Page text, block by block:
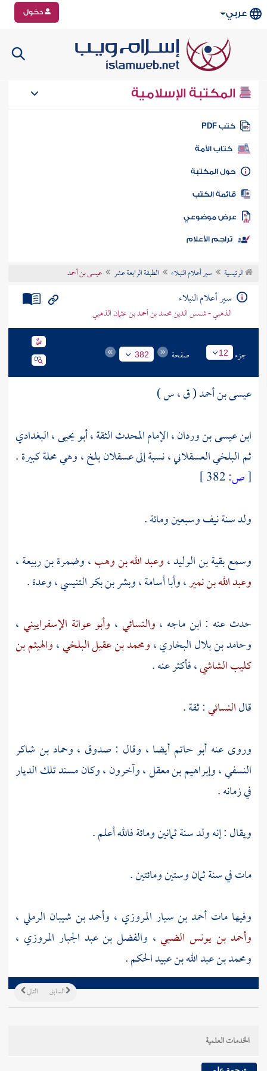
عربي دخول
المكتبة الإسلامية
كتب PDF
كتاب الأمة
المكتبة
الكتب
موضوعي
تراجم الأعلام
الرئيسية سير أعلام النبلاء الطبقة الرابعة عشر عيسى بن أحمد
سير أعلام النبلاء
الذهبي - شمس الدين محمد بن أحمد بن عثمان الذهبي
جزء 12 صفحة 382
عيسى بن أحمد ( ق ، س )
ابن عيسى بن وردان ، الإمام المحدث الثقة ، أبو يحيى ، البغدادي
ثم البلخي العسقلاني ، نسبة إلىعسقلانبلخ، وهي محلة كبيرة .
[ص:
ولد سنة نيف وسبعين ومائة .
وسمعبقية بن الوليد،وعبد الله بن وهب،وضمرة بن ربيعة،
وعبد الله بن نمير،وأبا أسامة،وبشر بن بكر التنيسي، وعدة .
حدث عنه : ابن ماجه ، والنسائي ، وأبو عوانة الإسفراييني ،
وحامد بن بلال البخاري،ومحمد بن عقيل البلخي،والهيثم بن
كليب الشاشي، فأكثر عنه .
قالالنسائي: ثقة .
وروى عنه أبو حاتم أيضا ، وقال : صدوق ، وحماد بن شاكر
النسفي،وإبراهيم بن معقل، وآخرون ، وكان مسند تلك الديار
في زمانه .
ويقال : إنه ولد سنة ثمانين ومائة فالله أعلم .
مات في سنة ثمان وستين ومائتين .
وفيها مات أحمد بن سيار المروزي ، وأحمد بن شيبان الرملي ،
وأحمد بن يونس الضبي ، والفضل بن عبد الجبار المروزي ،
ومحمد بن عبد الله بن عبيد الحكم.
التالي السابق
الخدمات العلمية